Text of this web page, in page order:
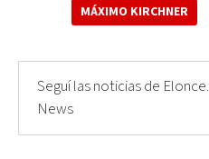
MÁXIMO KIRCHNER
Seguí las noticias de
News